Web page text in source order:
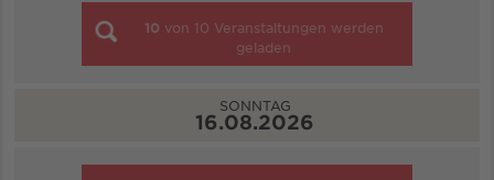
10 von 10 Veranstaltungen werden
geladen
SONNTAG
16.08.2026